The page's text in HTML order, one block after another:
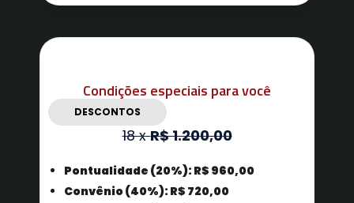
Condições especiais para você
DESCONTOS
18 xR$ 1.200,00
Pontualidade (20%): R$ 960,00
Convênio (40%): R$ 720,00